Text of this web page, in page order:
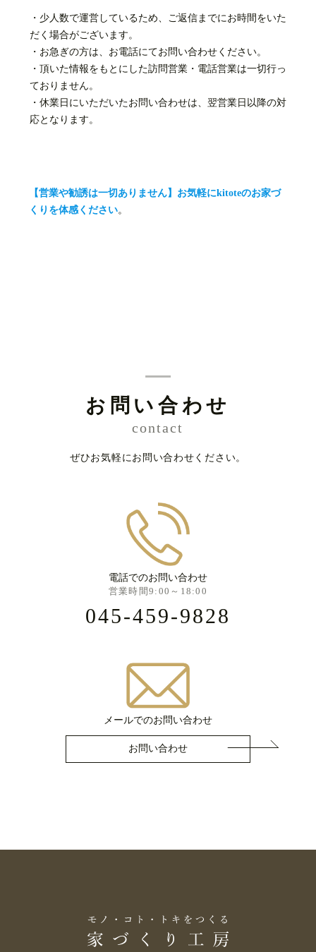
・少人数で運営しているため、ご返信までにお時間をいた
だく場合がございます。
・お急ぎの方は、お電話にてお問い合わせください。
・頂いた情報をもとにした訪問営業・電話営業は一切行っ
ておりません。
・休業日にいただいたお問い合わせは、翌営業日以降の対
応となります。
【営業や勧誘は一切ありません】お気軽にkitoteのお家づ
くりを体感ください。
お問い合わせ
contact
ぜひお気軽にお問い合わせください。
電話でのお問い合わせ
営業時間9:00～18:00
045-459-9828
メールでのお問い合わせ
お問い合わせ